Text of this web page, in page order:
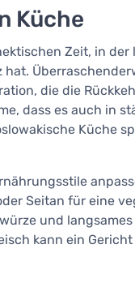
Küche
Zeit, in der
die die
dass es auch in
Küche
Seitan für eine
und
kann ein